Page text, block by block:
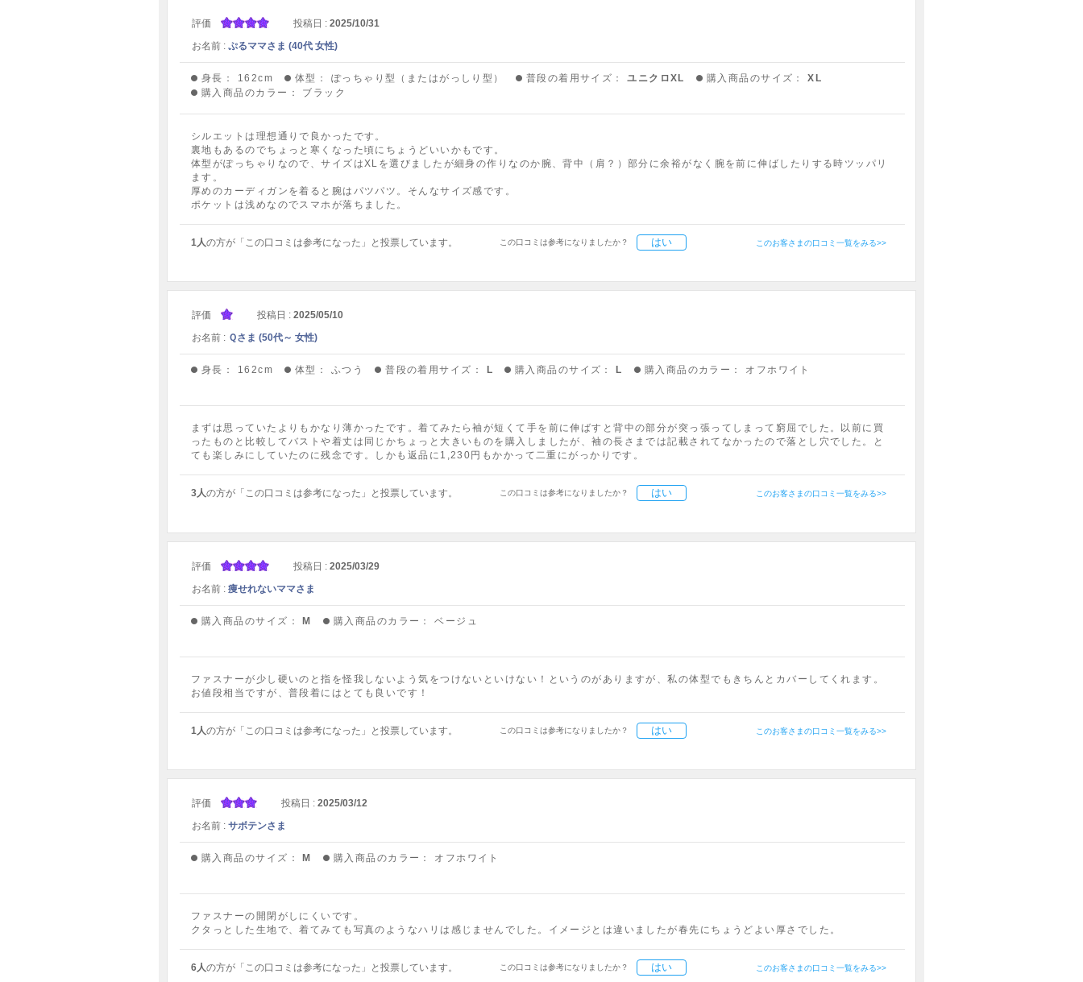
評価 投稿日 : 2025/10/31
お名前 : ぷるママさま (40代 女性)
身長： 162cm 体型： ぽっちゃり型（またはがっしり型） 普段の着用サイズ： ユニクロXL 購入商品のサイズ：
XL
購入商品のカラー：
ブラック
シルエットは理想通りで良かったです。
裏地もあるのでちょっと寒くなった頃にちょうどいいかもです。
体型がぽっちゃりなので、サイズはXLを選びましたが細身の作りなのか腕、背中（肩？）部分に余裕がなく腕を前に伸ばしたりする時ツッパリ
ます。
厚めのカーディガンを着ると腕はパツパツ。そんなサイズ感です。
ポケットは浅めなのでスマホが落ちました。
この口コミは参考になりましたか？ はい
1人の方が「この口コミは参考になった」と投票しています。 このお客さまの口コミ一覧をみる>>
評価 投稿日 : 2025/05/10
お名前 : Ｑさま (50代～ 女性)
身長： 162cm 体型： ふつう 普段の着用サイズ： L 購入商品のサイズ： L 購入商品のカラー： オフホワイト
まずは思っていたよりもかなり薄かったです。着てみたら袖が短くて手を前に伸ばすと背中の部分が突っ張ってしまって窮屈でした。以前に買
ったものと比較してバストや着丈は同じかちょっと大きいものを購入しましたが、袖の長さまでは記載されてなかったので落とし穴でした。と
ても楽しみにしていたのに残念です。しかも返品に1,230円もかかって二重にがっかりです。
この口コミは参考になりましたか？ はい
3人の方が「この口コミは参考になった」と投票しています。 このお客さまの口コミ一覧をみる>>
評価 投稿日 : 2025/03/29
お名前 : 痩せれないママさま
購入商品のサイズ： M 購入商品のカラー： ベージュ
ファスナーが少し硬いのと指を怪我しないよう気をつけないといけない！というのがありますが、私の体型でもきちんとカバーしてくれます。
お値段相当ですが、普段着にはとても良いです！
この口コミは参考になりましたか？ はい
1人の方が「この口コミは参考になった」と投票しています。 このお客さまの口コミ一覧をみる>>
評価 投稿日 : 2025/03/12
お名前 : サボテンさま
購入商品のサイズ： M 購入商品のカラー： オフホワイト
ファスナーの開閉がしにくいです。
クタっとした生地で、着てみても写真のようなハリは感じませんでした。イメージとは違いましたが春先にちょうどよい厚さでした。
この口コミは参考になりましたか？ はい
6人の方が「この口コミは参考になった」と投票しています。 このお客さまの口コミ一覧をみる>>